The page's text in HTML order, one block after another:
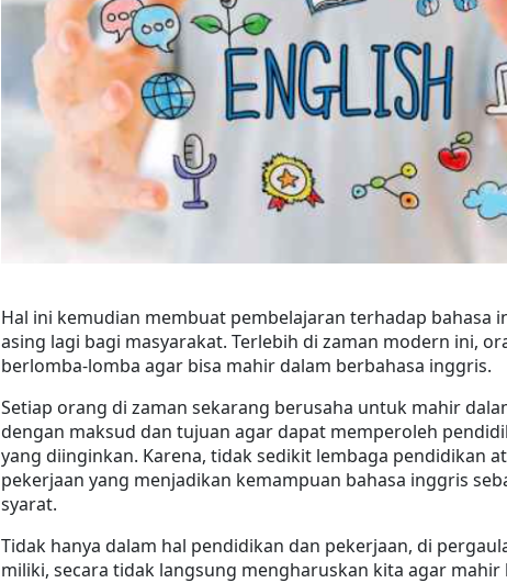
Hal ini kemudian membuat pembelajaran terhadap bahasa
asing lagi bagi masyarakat. Terlebih di zaman modern ini,
berlomba-lomba agar bisa mahir dalam berbahasa inggris.
Setiap orang di zaman sekarang berusaha untuk mahir
dengan maksud dan tujuan agar dapat memperoleh
yang diinginkan. Karena, tidak sedikit lembaga pendidikan
pekerjaan yang menjadikan kemampuan bahasa inggris
syarat.
Tidak hanya dalam hal pendidikan dan pekerjaan, di
miliki, secara tidak langsung mengharuskan kita agar mahir